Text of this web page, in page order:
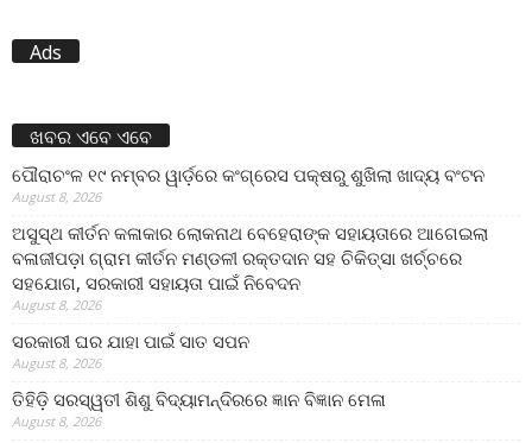
Ads
ଖବର ଏବେ ଏବେ
ପୌରାଚଂଳ ୧୯ ନମ୍ବର ୱାର୍ଡ଼ରେ କଂଗ୍ରେସ ପକ୍ଷରୁ ଶୁଖିଲା ଖାଦ୍ୟ ବଂଟନ
August 8, 2026
ଅସୁସ୍ଥ କୀର୍ତନ କଳାକାର ଲୋକନାଥ ବେହେରାଙ୍କ ସହାୟତାରେ ଆଗେଇଲା
ବଳାଜୀପଡ଼ା ଗ୍ରାମ କୀର୍ତନ ମଣ୍ଡଳୀ ରକ୍ତଦାନ ସହ ଚିକିତ୍ସା ଖର୍ଚ୍ଚରେ
ସହଯୋଗ, ସରକାରୀ ସହାୟତା ପାଇଁ ନିବେଦନ
August 8, 2026
ସରକାରୀ ଘର ଯାହା ପାଇଁ ସାତ ସପନ
August 8, 2026
ତିହିଡି଼ ସରସ୍ୱତୀ ଶିଶୁ ବିଦ୍ୟାମନ୍ଦିରରେ ଜ୍ଞାନ ବିଜ୍ଞାନ ମେଳା
August 8, 2026